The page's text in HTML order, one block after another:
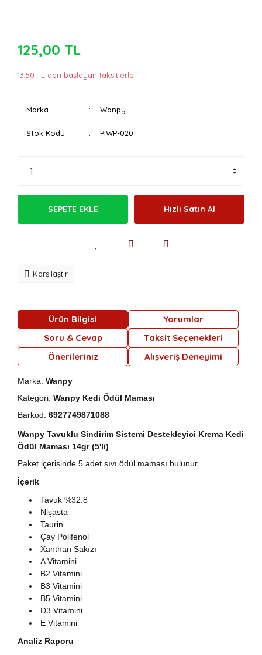
125,00 TL
13,50 TL den başlayan taksitlerle!
Marka Wanpy
Stok Kodu PIWP-020
SEPETE EKLE Hızlı Satın Al
Karşılaştır
Ürün Bilgisi
Yorumlar
Soru & Cevap
Taksit Seçenekleri
Önerileriniz
Alışveriş Deneyimi
Marka: Wanpy
Kategori: Wanpy Kedi Ödül Maması
Barkod: 6927749871088
Wanpy Tavuklu Sindirim Sistemi Destekleyici Krema Kedi
Ödül Maması 14gr (5'li)
Paket içerisinde 5 adet sıvı ödül maması bulunur.
İçerik
Tavuk %32.8
Nişasta
Taurin
Çay Polifenol
Xanthan Sakızı
A Vitamini
B2 Vitamini
B3 Vitamini
B5 Vitamini
D3 Vitamini
E Vitamini
Analiz Raporu